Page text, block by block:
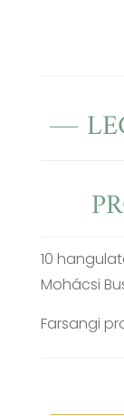
10
Mohácsi
Farsangi